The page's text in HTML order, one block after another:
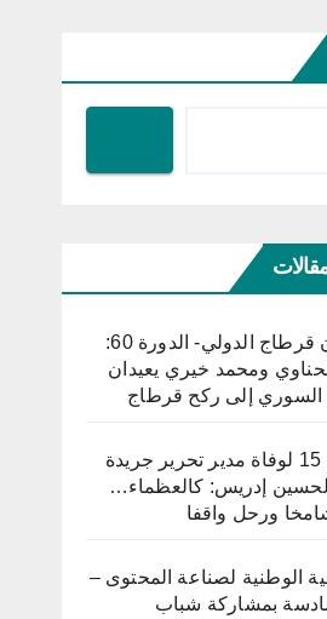
مهرجان قرطاج الدولي- الدورة 60:
ومحمد خيري يعيدان
السوري إلى ركح قرطاج
الذكرى 15 لوفاة مدير تحرير جريدة
الحسين إدريس: كالعظماء…
ورحل واقفا
الوطنية لصناعة المحتوى –
بمشاركة شباب